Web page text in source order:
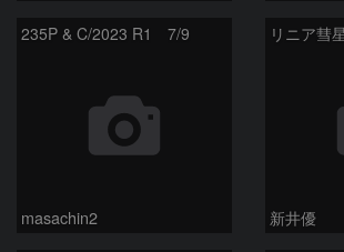
235P & C/2023 R1 7/9
masachin2 新井優